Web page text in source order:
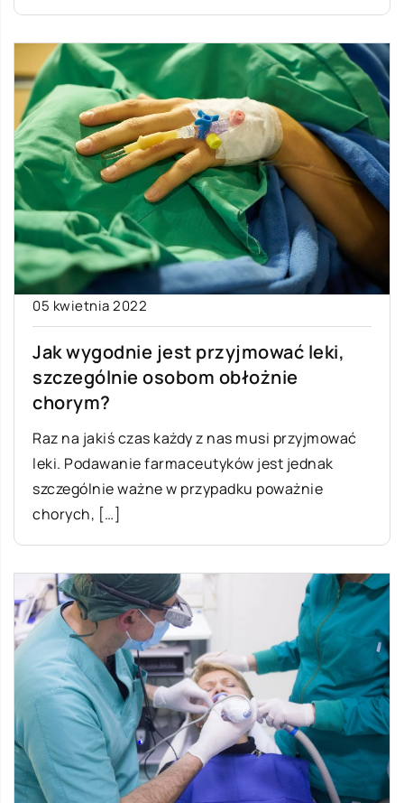
05 kwietnia 2022
Jak wygodnie jest przyjmować leki,
szczególnie osobom obłożnie
chorym?
Raz na jakiś czas każdy z nas musi przyjmować
leki. Podawanie farmaceutyków jest jednak
szczególnie ważne w przypadku poważnie
chorych, […]